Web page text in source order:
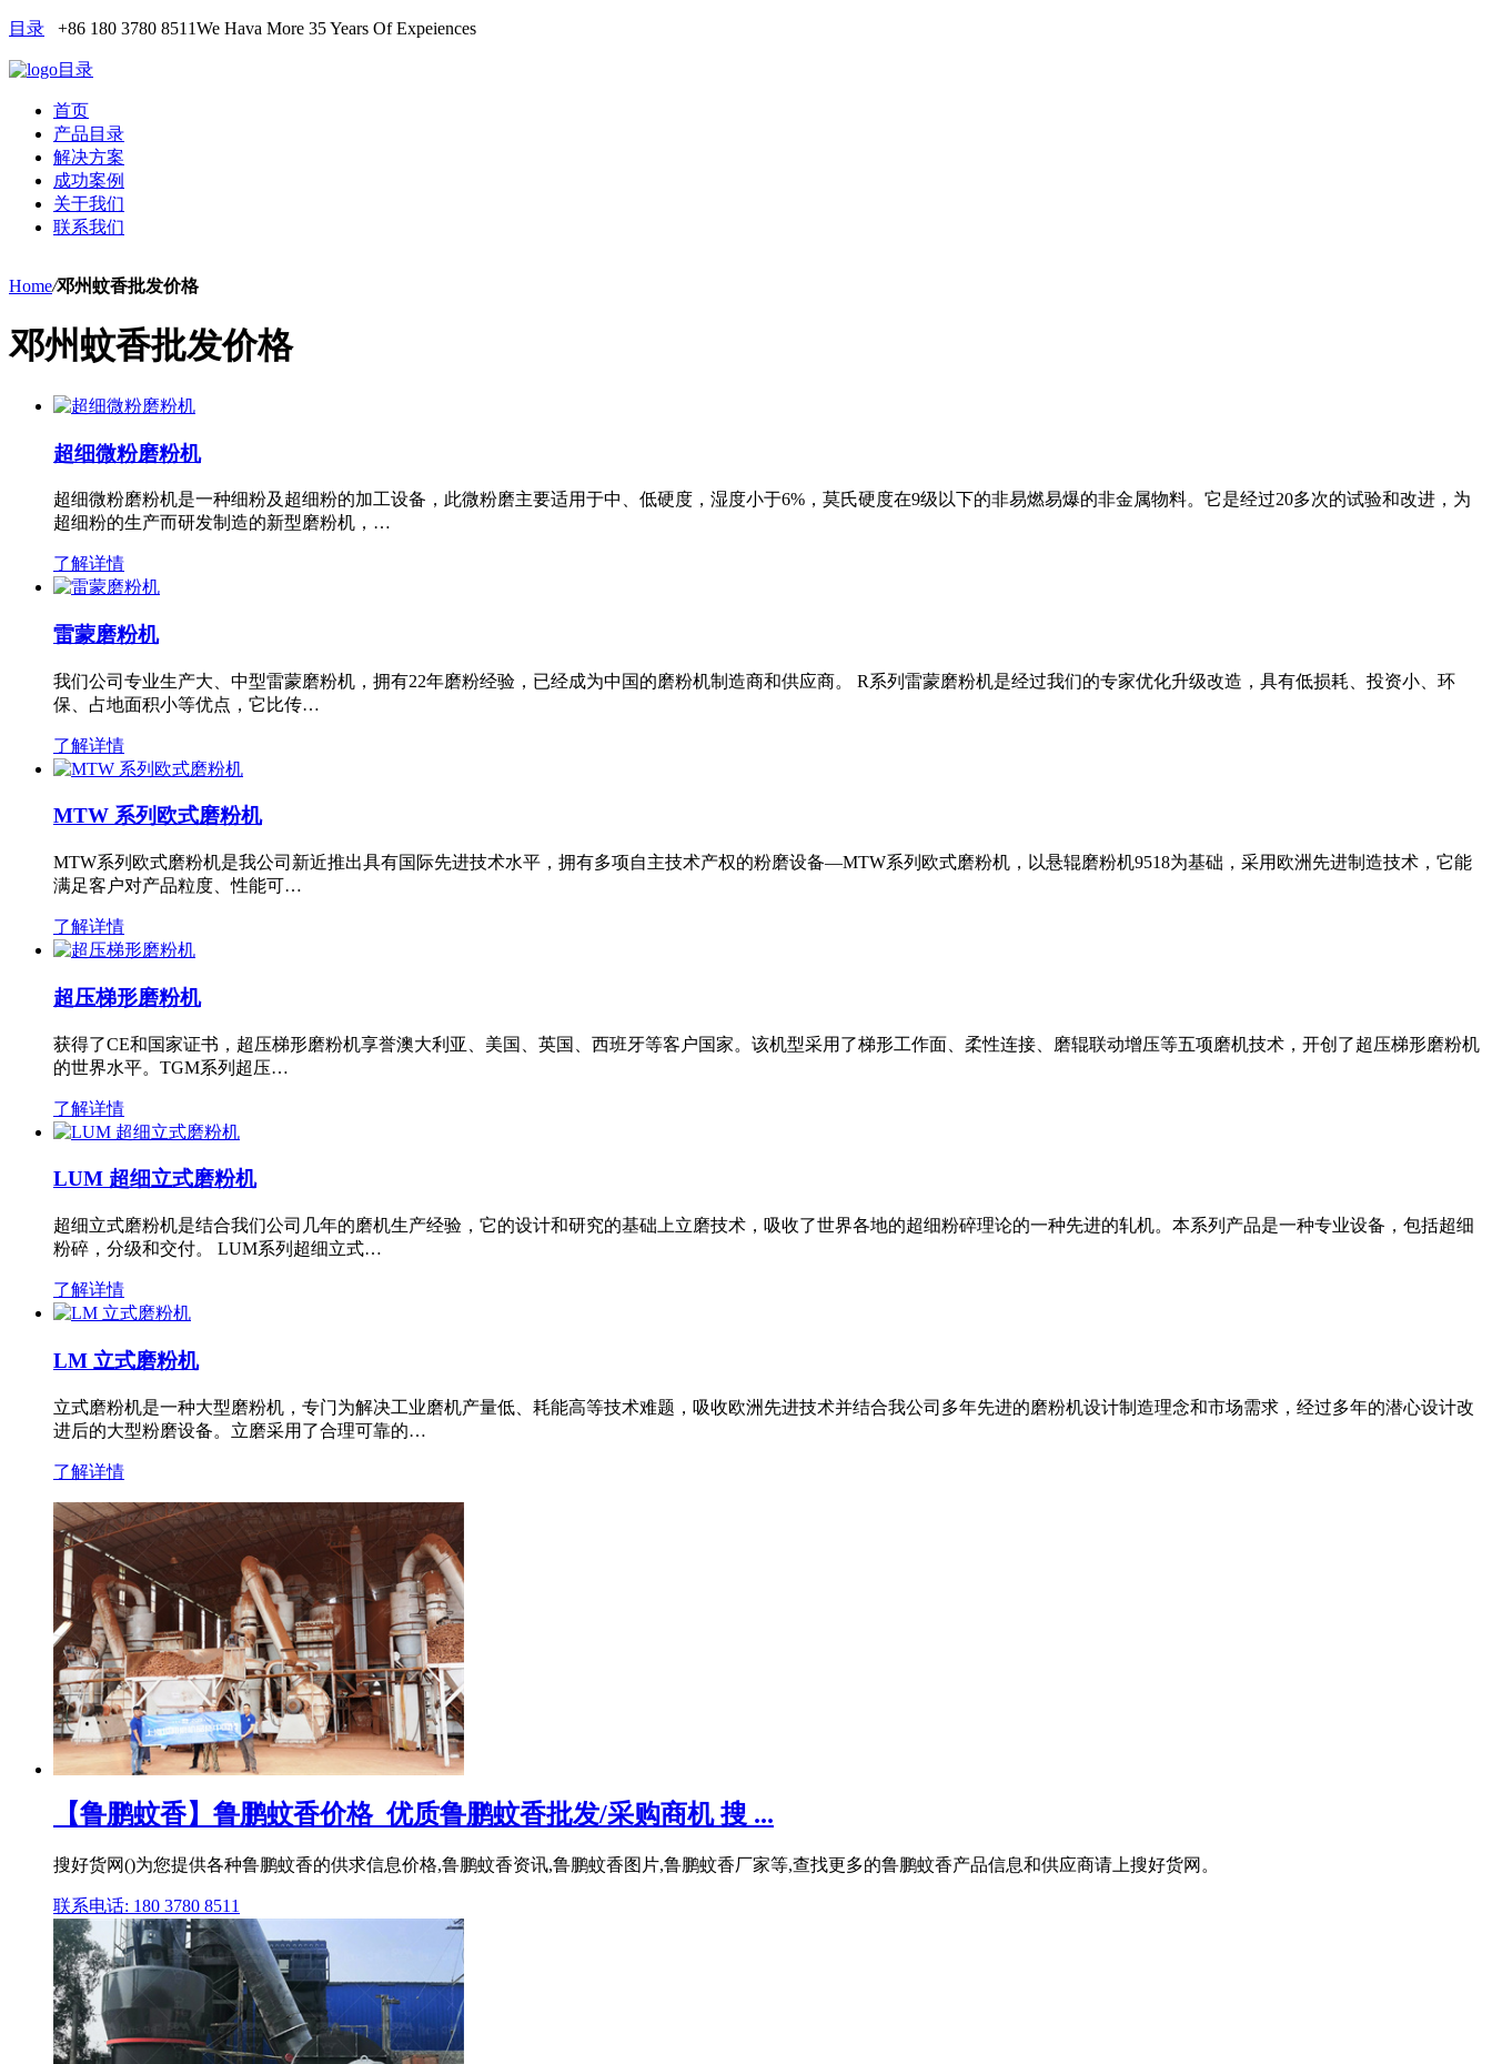
目录 +86 180 3780 8511We Hava More 35 Years Of Expeiences
目录
首页
产品目录
解决方案
成功案例
关于我们
联系我们
Home/邓州蚊香批发价格
邓州蚊香批发价格
超细微粉磨粉机
超细微粉磨粉机是一种细粉及超细粉的加工设备，此微粉磨主要适用于中、低硬度，湿度小于6%，莫氏硬度在9级以下的非易燃易爆的非金属物料。它是经过20多次的试验和改进，为
超细粉的生产而研发制造的新型磨粉机，…
了解详情
雷蒙磨粉机
我们公司专业生产大、中型雷蒙磨粉机，拥有22年磨粉经验，已经成为中国的磨粉机制造商和供应商。 R系列雷蒙磨粉机是经过我们的专家优化升级改造，具有低损耗、投资小、环
保、占地面积小等优点，它比传…
了解详情
MTW 系列欧式磨粉机
MTW系列欧式磨粉机是我公司新近推出具有国际先进技术水平，拥有多项自主技术产权的粉磨设备—MTW系列欧式磨粉机，以悬辊磨粉机9518为基础，采用欧洲先进制造技术，它能
满足客户对产品粒度、性能可…
了解详情
超压梯形磨粉机
获得了CE和国家证书，超压梯形磨粉机享誉澳大利亚、美国、英国、西班牙等客户国家。该机型采用了梯形工作面、柔性连接、磨辊联动增压等五项磨机技术，开创了超压梯形磨粉机
的世界水平。TGM系列超压…
了解详情
LUM 超细立式磨粉机
超细立式磨粉机是结合我们公司几年的磨机生产经验，它的设计和研究的基础上立磨技术，吸收了世界各地的超细粉碎理论的一种先进的轧机。本系列产品是一种专业设备，包括超细
粉碎，分级和交付。 LUM系列超细立式…
了解详情
LM 立式磨粉机
立式磨粉机是一种大型磨粉机，专门为解决工业磨机产量低、耗能高等技术难题，吸收欧洲先进技术并结合我公司多年先进的磨粉机设计制造理念和市场需求，经过多年的潜心设计改
进后的大型粉磨设备。立磨采用了合理可靠的…
了解详情
【鲁鹏蚊香】鲁鹏蚊香价格_优质鲁鹏蚊香批发/采购商机 搜 ...
搜好货网()为您提供各种鲁鹏蚊香的供求信息价格,鲁鹏蚊香资讯,鲁鹏蚊香图片,鲁鹏蚊香厂家等,查找更多的鲁鹏蚊香产品信息和供应商请上搜好货网。
联系电话: 180 3780 8511